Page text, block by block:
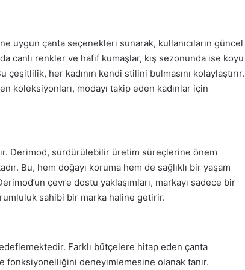
uygun çanta seçenekleri sunarak, kullanıcıların güncel
canlı renkler ve hafif kumaşlar, kış sezonunda ise koyu
her kadının kendi stilini bulmasını kolaylaştırır.
koleksiyonları, modayı takip eden kadınlar için
Derimod, sürdürülebilir üretim süreçlerine önem
Bu, hem doğayı koruma hem de sağlıklı bir yaşam
çevre dostu yaklaşımları, markayı sadece bir
sahibi bir marka haline getirir.
Farklı bütçelere hitap eden çanta
fonksiyonelliğini deneyimlemesine olanak tanır.